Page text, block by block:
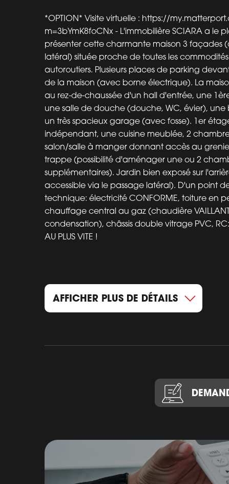
*OPTION* Visite virtuelle : https://
m=3bYmK8foCNx - L'immobilière SCIARA a le
présenter cette charmante maison 3 façades
latéral) située proche de toutes les
autoroutiers. Plusieurs places de parking
de la maison (avec borne électrique). La
au rez-de-chaussée d'un hall d'entrée, une
une salle de douche (douche, WC, évier),
un très spacieux garage (avec fosse). 1er
indépendant, une cuisine meublée, 2
salon/salle à manger donnant accès au
trappe (possibilité d'aménager une ou 2
supplémentaires). Jardin bien exposé sur
accessible via le passage latéral). D'un point
technique: électricité CONFORME, toiture en
chauffage central au gaz (chaudière
condensation), châssis double vitrage PVC,
AU PLUS VITE !
AFFICHER PLUS DE DÉTAILS